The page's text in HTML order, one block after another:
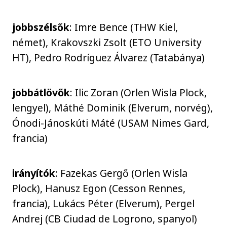
jobbszélsők: Imre Bence (THW Kiel,
német), Krakovszki Zsolt (ETO University
HT), Pedro Rodríguez Álvarez (Tatabánya)
jobbátlövők: Ilic Zoran (Orlen Wisla Plock,
lengyel), Máthé Dominik (Elverum, norvég),
Ónodi-Jánoskúti Máté (USAM Nimes Gard,
francia)
irányítók: Fazekas Gergő (Orlen Wisla
Plock), Hanusz Egon (Cesson Rennes,
francia), Lukács Péter (Elverum), Pergel
Andrej (CB Ciudad de Logrono, spanyol)